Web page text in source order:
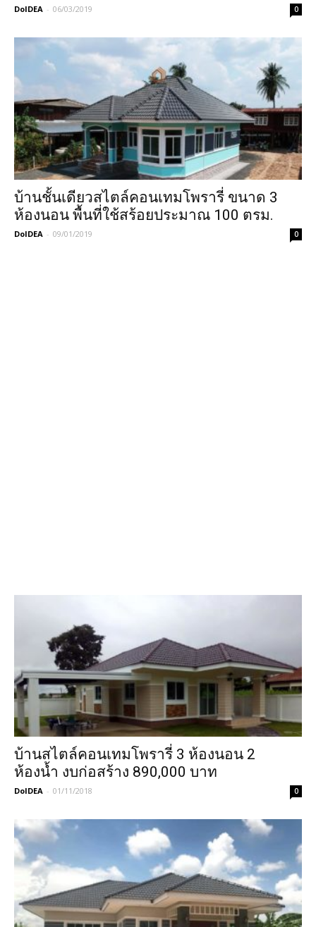
DoIDEA - 06/03/2019 0
บ้านชั้นเดียวสไตล์คอนเทมโพรารี่ ขนาด 3
ห้องนอน พื้นที่ใช้สร้อยประมาณ 100 ตรม.
DoIDEA - 09/01/2019 0
บ้านสไตล์คอนเทมโพรารี่ 3 ห้องนอน 2
ห้องน้ำ งบก่อสร้าง 890,000 บาท
DoIDEA - 01/11/2018 0